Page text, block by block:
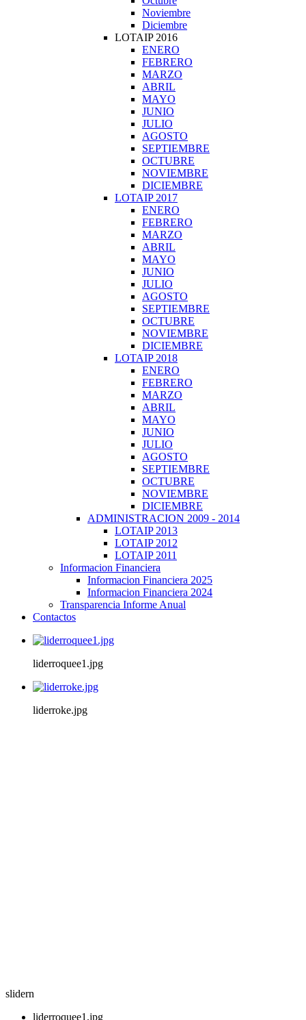
Noviembre
Diciembre
LOTAIP 2016
ENERO
FEBRERO
MARZO
ABRIL
MAYO
JUNIO
JULIO
AGOSTO
SEPTIEMBRE
OCTUBRE
NOVIEMBRE
DICIEMBRE
LOTAIP 2017
ENERO
FEBRERO
MARZO
ABRIL
MAYO
JUNIO
JULIO
AGOSTO
SEPTIEMBRE
OCTUBRE
NOVIEMBRE
DICIEMBRE
LOTAIP 2018
ENERO
FEBRERO
MARZO
ABRIL
MAYO
JUNIO
JULIO
AGOSTO
SEPTIEMBRE
OCTUBRE
NOVIEMBRE
DICIEMBRE
ADMINISTRACION 2009 - 2014
LOTAIP 2013
LOTAIP 2012
LOTAIP 2011
Informacion Financiera
Informacion Financiera 2025
Informacion Financiera 2024
Transparencia Informe Anual
Contactos
liderroquee1.jpg
liderroke.jpg
slidern
liderroquee1.jpg